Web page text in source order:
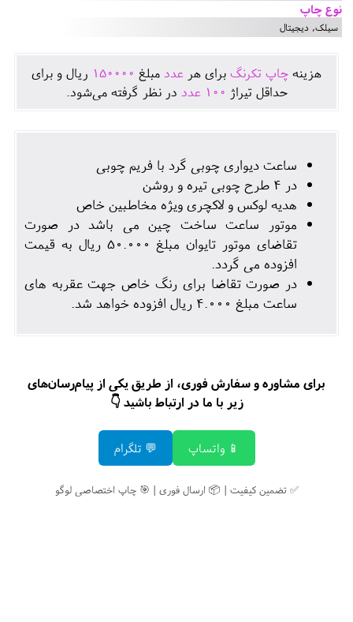
نوع چاپ
سیلک, دیجیتال
هزينه چاپ تکرنگ برای هر عدد مبلغ 150000 ريال و برای
حداقل تيراژ 100 عدد در نظر گرفته می‌شود.
ساعت دیواری چوبی گرد با فریم چوبی
در 4 طرح چوبی تیره و روشن
هدیه لوکس و لاکچری ویژه مخاطبین خاص
موتور ساعت ساخت چین می باشد در صورت
تقاضای موتور تایوان مبلغ 50.000 ریال به قیمت
افزوده می گردد.
در صورت تقاضا برای رنگ خاص جهت عقربه های
ساعت مبلغ 4.000 ریال افزوده خواهد شد.
برای مشاوره و سفارش فوری، از طریق یکی از پیام‌رسان‌های
زیر با ما در ارتباط باشید 👇
📱 واتساپ 💬 تلگرام
✅ تضمین کیفیت | 📦 ارسال فوری | 🎯 چاپ اختصاصی لوگو